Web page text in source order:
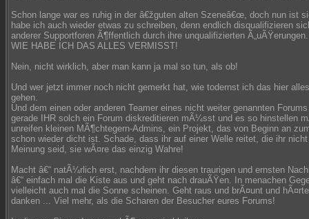
Schon lange war es ruhig in der â€žguten alten Szeneâ€œ, doch nun ist
habe ich auch wieder etwas zu schreiben, denn endlich disqualifizieren
anderer Supportforen Ã¶ffentlich durch ihre unqualifizierten Ã„uÃŸerungen.
WIE HABE ICH DAS ALLES VERMISST!
Nein, nicht wirklich, aber man kann ja mal so tun, als ob!
Und wer jetzt immer noch nicht gemerkt hat, wie todernst ich das hier
gehen.
Und dem einen oder anderen Teamer eines nicht weiter genannten
gerade IHR solch ein Forum diskreditieren mÃ¼sst und es so hinstellen
unreifen kleinen MÃ¶chtegern-Admins, ein Projekt, das von Beginn an
schon wieder dicht ist. Schade, dass ihr auf einer Welle reitet, die ihr
Meinung seid, sie wÃ¤re das einzig Wahre!
Macht â€“ natÃ¼rlich erst, nachdem ihr diesen traurigen und ernsten
â€“ einfach mal die Kiste aus und geht nach drauÃŸen. In menachen
vielleicht auch mal die Sonne scheinen. Geht raus und brÃ¤unt und
danken ... Viel mehr, als die Scharen der Besucher eures Forums!